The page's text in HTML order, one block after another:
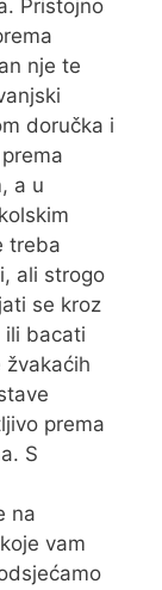
Pristojno
nje te
doručka i
a u
treba
ali strogo
se kroz
ili bacati
žvakaćih
prema
S
na
vam